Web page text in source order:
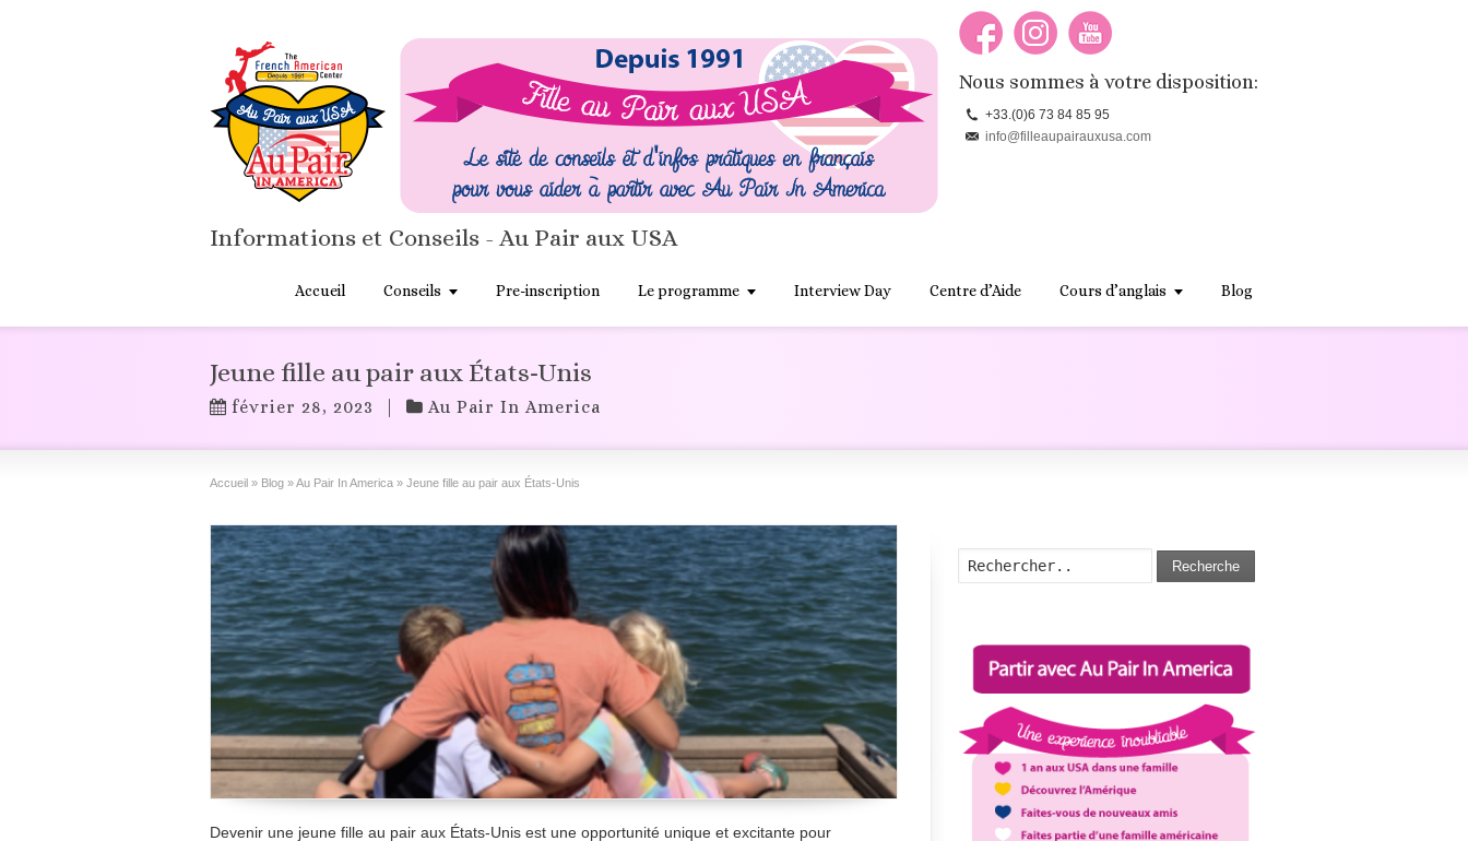
Informations et Conseils - Au Pair aux USA
Nous sommes à votre disposition:
+33.(0)6 73 84 85 95
info@filleaupairauxusa.com
Accueil Conseils Pre-inscription Le programme Interview Day Centre d’Aide Cours d’anglais Blog
Jeune fille au pair aux États-Unis
février 28, 2023 Au Pair In America
Accueil » Blog »Au Pair In America » Jeune fille au pair aux États-Unis
Devenir une jeune fille au pair aux États-Unis est une opportunité unique et excitante pour
Recherche